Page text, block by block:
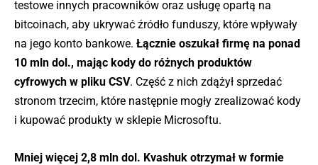
testowe innych pracowników oraz usługę opartą na
bitcoinach, aby ukrywać źródło funduszy, które wpływały
na jego konto bankowe. Łącznie oszukał firmę na ponad
10 mln dol., mając kody do różnych produktów
cyfrowych w pliku CSV. Część z nich zdążył sprzedać
stronom trzecim, które następnie mogły zrealizować kody
i kupować produkty w sklepie Microsoftu.
Mniej więcej 2,8 mln dol. Kvashuk otrzymał w formie